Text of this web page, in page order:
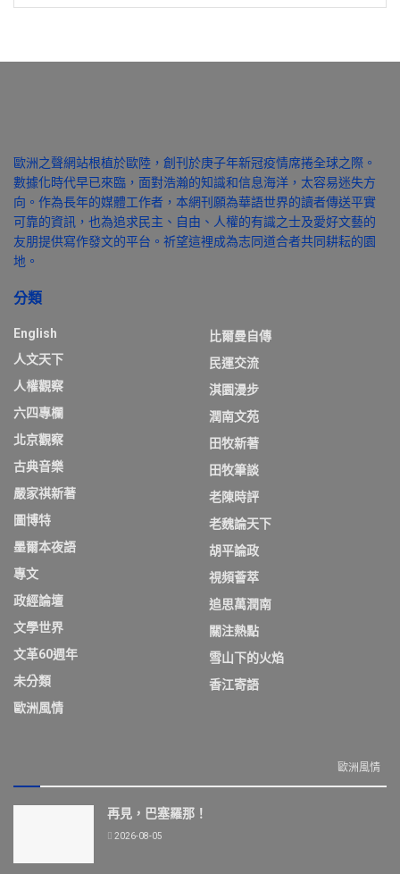
歐洲之聲網站根植於歐陸，創刊於庚子年新冠疫情席捲全球之際。
數據化時代早已來臨，面對浩瀚的知識和信息海洋，太容易迷失方
向。作為長年的媒體工作者，本網刊願為華語世界的讀者傳送平實
可靠的資訊，也為追求民主、自由、人權的有識之士及愛好文藝的
友朋提供寫作發文的平台。祈望這裡成為志同道合者共同耕耘的園
地。
分類
English
人文天下
人權觀察
六四專欄
北京觀察
古典音樂
嚴家祺新著
圖博特
墨爾本夜語
專文
政經論壇
文學世界
文革60週年
未分類
歐洲風情
比爾曼自傳
民運交流
淇園漫步
潤南文苑
田牧新著
田牧筆談
老陳時評
老魏論天下
胡平論政
視頻薈萃
追思萬潤南
關注熱點
雪山下的火焰
香江寄語
歐洲風情
再見，巴塞羅那！
2026-08-05